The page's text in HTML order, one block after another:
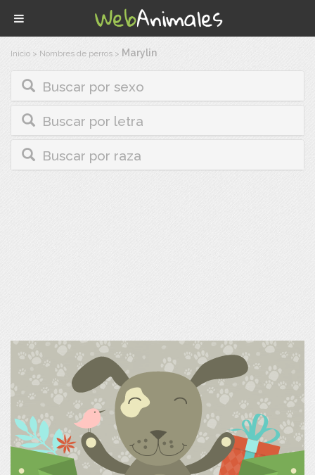
Inicio > Nombres de perros > Marylin
Buscar por sexo
Buscar por letra
Buscar por raza